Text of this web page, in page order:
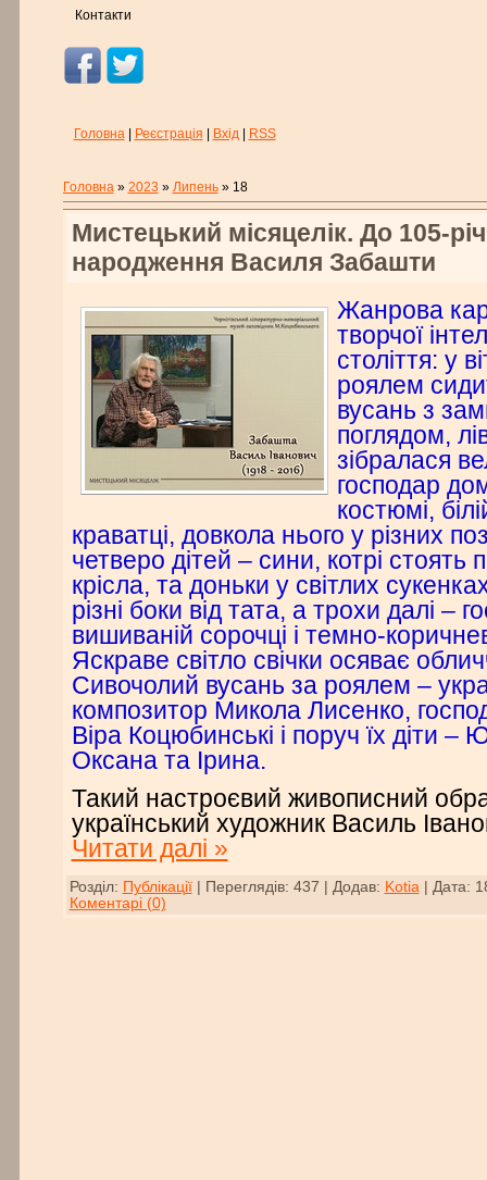
Контакти
Головна| Реєстрація Вхід| RSS
Головна» 2023 » Липень » 18
Мистецький місяцелік. До 105-
народження Василя Забашти
Жанрова
творчої
століття: у
роялем
вусань з
поглядом,
зібралася
господар
костюмі,
краватці, довкола нього у різних
четверо дітей – сини, котрі стоять
крісла, та доньки у світлих
різні боки від тата, а трохи далі –
вишиваній сорочці і темно-
Яскраве світло свічки осяває
Сивочолий вусань за роялем –
композитор Микола Лисенко,
Віра Коцюбинські і поруч їх діти –
Оксана та Ірина.
Такий настроєвий живописний
український художник Василь
Читати далі »
Розділ: Публікації| Переглядів: 437 Додав: Kotia| Дата:
Коментарі (0)